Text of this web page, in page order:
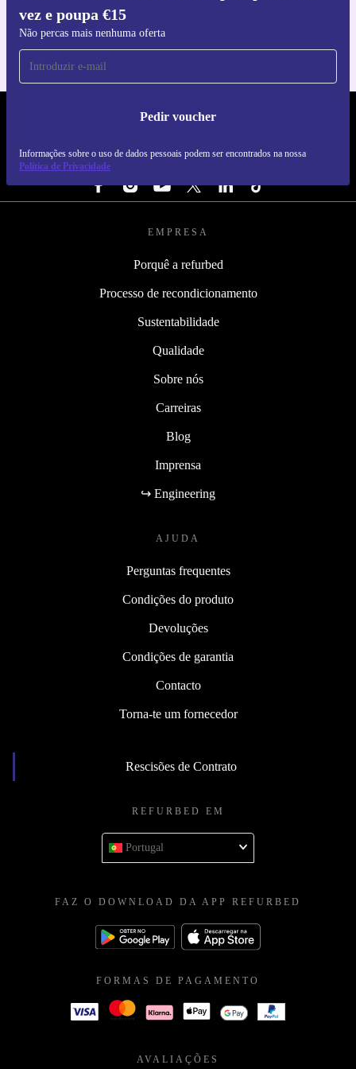
vez e poupa €15
Não percas mais nenhuma oferta
Pedir voucher
Informações sobre o uso de dados pessoais podem ser encontrados na nossa
Política de Privacidade
Para iOS e Android
REFURBED PORTUGAL - RETHINK NEW.
SEGUE-NOS
EMPRESA
Porquê a refurbed
Processo de recondicionamento
Sustentabilidade
Qualidade
Sobre nós
Carreiras
Blog
Imprensa
↪ Engineering
AJUDA
Perguntas frequentes
Condições do produto
Devoluções
Condições de garantia
Contacto
Torna-te um fornecedor
Rescisões de Contrato
REFURBED EM
Portugal
FAZ O DOWNLOAD DA APP REFURBED
FORMAS DE PAGAMENTO
AVALIAÇÕES